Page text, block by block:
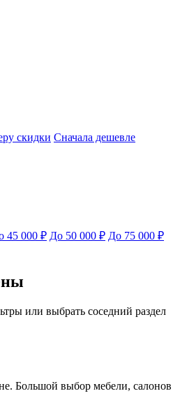
скидки Сначала дешевле
45 000 ₽ До 50 000 ₽ До 75 000 ₽
или выбрать соседний раздел
Большой выбор мебели, салонов